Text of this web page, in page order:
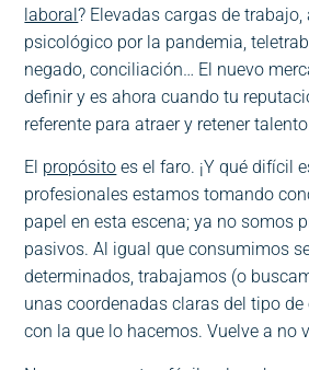
laboral? Elevadas cargas de
psicológico por la pandemia,
negado, conciliación… El nuevo
definir y es ahora cuando tu
referente para atraer y retener
El propósito es el faro. ¡Y qué difícil
profesionales estamos tomando
papel en esta escena; ya no somos
pasivos. Al igual que consumimos
determinados, trabajamos (o
unas coordenadas claras del tipo
con la que lo hacemos. Vuelve a no